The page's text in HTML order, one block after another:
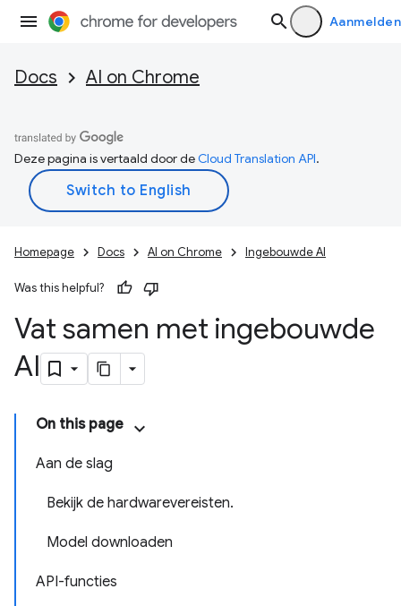
Aanmelden
Docs AI on Chrome
Deze pagina is vertaald door deCloud Translation API.
Homepage Docs AI on Chrome Ingebouwde AI
Was this helpful?
Vat samen met ingebouwde
AI
On this page
Aan de slag
Bekijk de hardwarevereisten.
Model downloaden
API-functies